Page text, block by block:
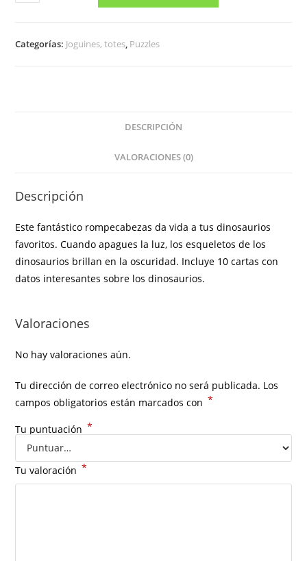
Glow
Categorías: Joguines, totes, Puzzles
DESCRIPCIÓN
VALORACIONES (0)
Descripción
Este fantástico rompecabezas da vida a tus dinosaurios
favoritos. Cuando apagues la luz, los esqueletos de los
dinosaurios brillan en la oscuridad. Incluye 10 cartas con
datos interesantes sobre los dinosaurios.
Valoraciones
No hay valoraciones aún.
Tu dirección de correo electrónico no será publicada. Los
campos obligatorios están marcados con *
Tu puntuación *
Tu valoración *